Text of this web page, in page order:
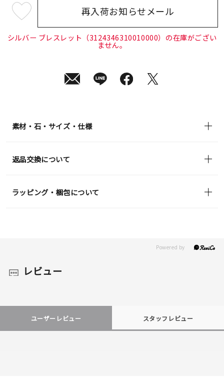
¥18,700 (tax
in)
再入荷お知らせメール
シルバー ブレスレット（3124346310010000）の在庫がござい
ません。
素材・石・サイズ・仕様
返品交換について
ラッピング・梱包について
レビュー
ユーザーレビュー スタッフレビュー